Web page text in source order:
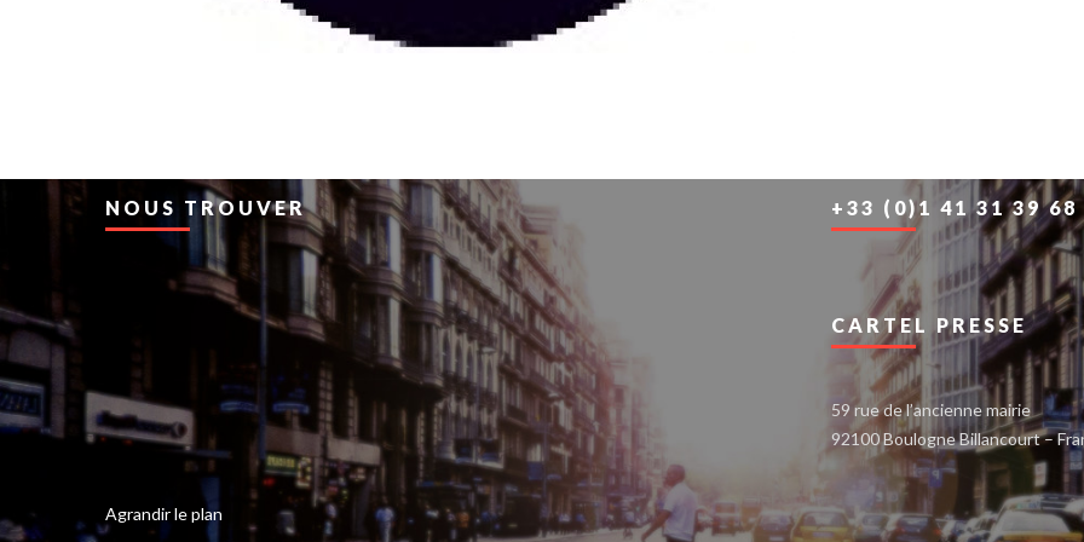
NOUS TROUVER
Agrandir le plan
+33 (0)1 41 31 39 68
CARTEL PRESSE
59 rue de l’ancienne mairie
92100 Boulogne Billancourt –